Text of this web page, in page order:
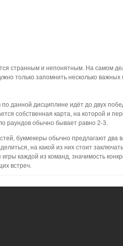
странным и непонятным. На самом
только запомнить несколько
данной дисциплине идёт до двух
собственная карта, на которой и
раундов обычно бывает равно 2-3.
букмекеры обычно предлагают два
на какой из них стоит
каждой из команд, значимость
встреч.